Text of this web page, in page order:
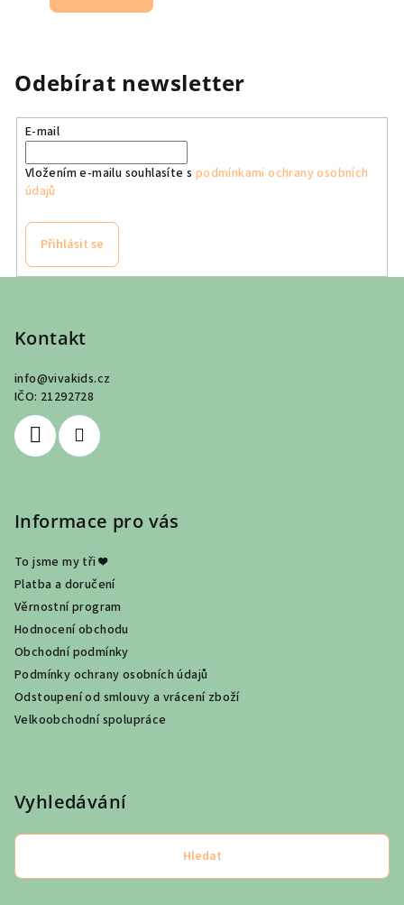
Odebírat newsletter
E-mail
Vložením e-mailu souhlasíte s podmínkami ochrany osobních
údajů
Přihlásit se
Kontakt
info@vivakids.cz
IČO: 21292728
Informace pro vás
To jsme my tři ❤
Platba a doručení
Věrnostní program
Hodnocení obchodu
Obchodní podmínky
Podmínky ochrany osobních údajů
Odstoupení od smlouvy a vrácení zboží
Velkoobchodní spolupráce
Vyhledávání
Hledat